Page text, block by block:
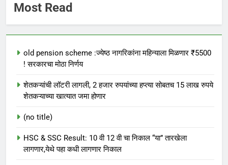
Most Read
old pension scheme :ज्येष्ठ नागरिकांना महिन्याला मिळणार ₹5500
! सरकारचा मोठा निर्णय
शेतकऱ्यांची लॉटरी लागली, 2 हजार रुपयांच्या हप्त्या सोबतच 15 लाख रुपये
शेतकऱ्याच्या खात्यात जमा होणार
(no title)
HSC & SSC Result: 10 वी 12 वी चा निकाल “या” तारखेला
लागणार,येथे पहा कधी लागणार निकाल